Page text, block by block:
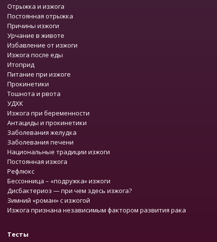
Отрыжка и изжога
Постоянная отрыжка
Причины изжоги
Урчание в животе
Избавление от изжоги
Изжога после еды
Итоприд
Питание при изжоге
Прокинетики
Тошнота и рвота
УДХК
Изжога при беременности
Антациды и прокинетики
Заболевания желудка
Заболевания печени
Национальные традиции изжоги
Постоянная изжога
Рефлюкс
Бессонница – «подружка» изжоги
Дисбактериоз — при чем здесь изжога?
Зимний «роман» с изжогой
Изжога признана независимым фактором развития рака
Тесты